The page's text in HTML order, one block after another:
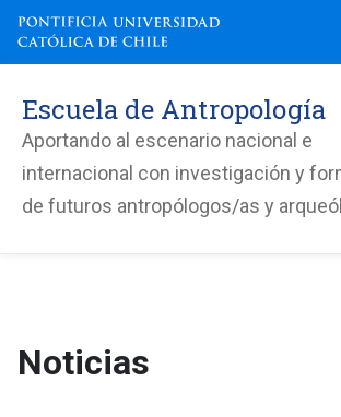
Escuela de Antropología
Aportando al escenario nacional e
internacional con investigación y
de futuros antropólogos/as y
Noticias